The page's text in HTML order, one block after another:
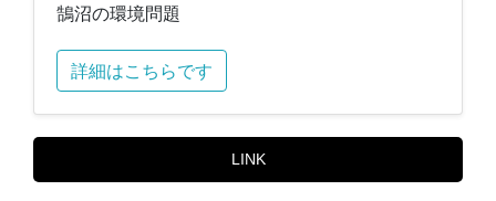
鵠沼の環境問題
詳細はこちらです
LINK